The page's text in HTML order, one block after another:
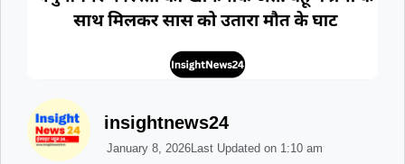
insightnews24
January 8, 2026Last Updated on 1:10 am